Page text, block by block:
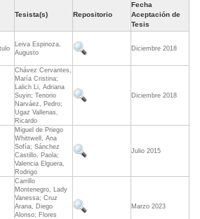
Tesista(s) Repositorio
Fecha
Aceptación de
Tesis
Leiva Espinoza,
Augusto
Diciembre 2018
Chávez Cervantes,
María Cristina;
Lalich Li, Adriana
Suyin; Tenorio
Narváez, Pedro;
Ugaz Vallenas,
Ricardo
Diciembre 2018
Miguel de Priego
Whittwell, Ana
Sofía; Sánchez
Castillo, Paola;
Valencia Elguera,
Rodrigo
Julio 2015
Carrillo
Montenegro, Lady
Vanessa; Cruz
Arana, Diego
Alonso; Flores
Marzo 2023